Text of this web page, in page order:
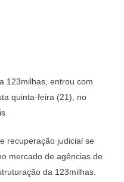
123milhas, entrou com
quinta-feira (21), no
recuperação judicial se
mercado de agências de
da 123milhas.